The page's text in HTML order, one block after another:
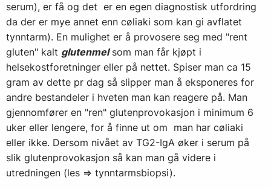
serum), er få og det er en egen diagnostisk utfordring
da der er mye annet enn cøliaki som kan gi avflatet
tynntarm). En mulighet er å provosere seg med "rent
gluten" kalt glutenmelsom man får kjøpt i
helsekostforetninger eller på nettet. Spiser man ca 15
gram av dette pr dag så slipper man å eksponeres for
andre bestandeler i hveten man kan reagere på. Man
gjennomfører en "ren" glutenprovokasjon i minimum 6
uker eller lengere, for å finne ut om man har cøliaki
eller ikke. Dersom nivået av TG2-IgA øker i serum på
slik glutenprovokasjon så kan man gå videre i
utredningen (les => tynntarmsbiopsi).